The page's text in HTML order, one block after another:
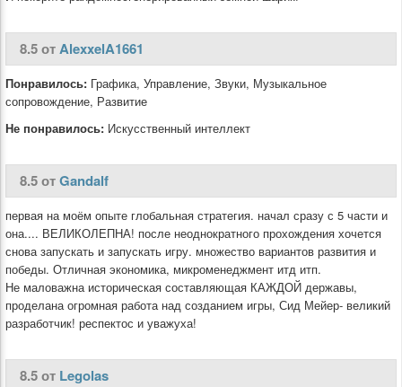
8.5 отAlexxelA1661
Понравилось: Графика, Управление, Звуки, Музыкальное
сопровождение, Развитие
Не понравилось: Искусственный интеллект
8.5 отGandalf
первая на моём опыте глобальная стратегия. начал сразу с 5 части и
она.... ВЕЛИКОЛЕПНА! после неоднократного прохождения хочется
снова запускать и запускать игру. множество вариантов развития и
победы. Отличная экономика, микроменеджмент итд итп.
Не маловажна историческая составляющая КАЖДОЙ державы,
проделана огромная работа над созданием игры, Сид Мейер- великий
разработчик! респектос и уважуха!
8.5 от Legolas